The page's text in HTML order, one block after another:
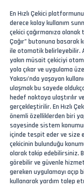
En Hızlı Çekici
derece kolay kullanım
çekici çağırmanıza olanak
Çağır” butonuna basarak
ile otomatik belirleyebilir.
yakın müsait çekiciyi
yola çıkar ve uygulama
Yakası’nda yaşayan
ulaşmak bu sayede
hedef noktaya ulaştırılır
gerçekleştirilir. En Hızlı
önemli özelliklerden biri
sayesinde sistem
içinde tespit eder ve size
çekicinin bulunduğu
olarak takip edebilirsiniz.
görebilir ve güvenle hizmet
gereken uygulamayı açıp
kullanarak yardım talep